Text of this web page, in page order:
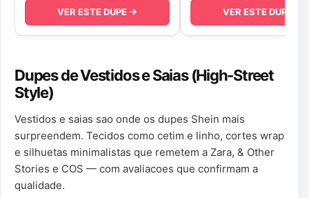
VER ESTE DUPE → VER ESTE DUPE →
Dupes de Vestidos e Saias (High-Street
Style)
Vestidos e saias sao onde os dupes Shein mais
surpreendem. Tecidos como cetim e linho, cortes wrap
e silhuetas minimalistas que remetem a Zara, & Other
Stories e COS — com avaliacoes que confirmam a
qualidade.